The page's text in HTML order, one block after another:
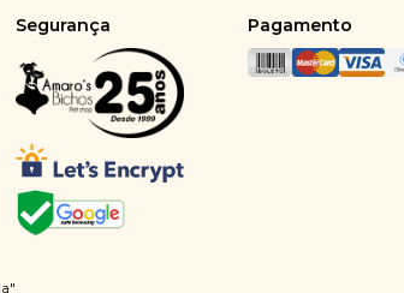
Segurança Pagamento